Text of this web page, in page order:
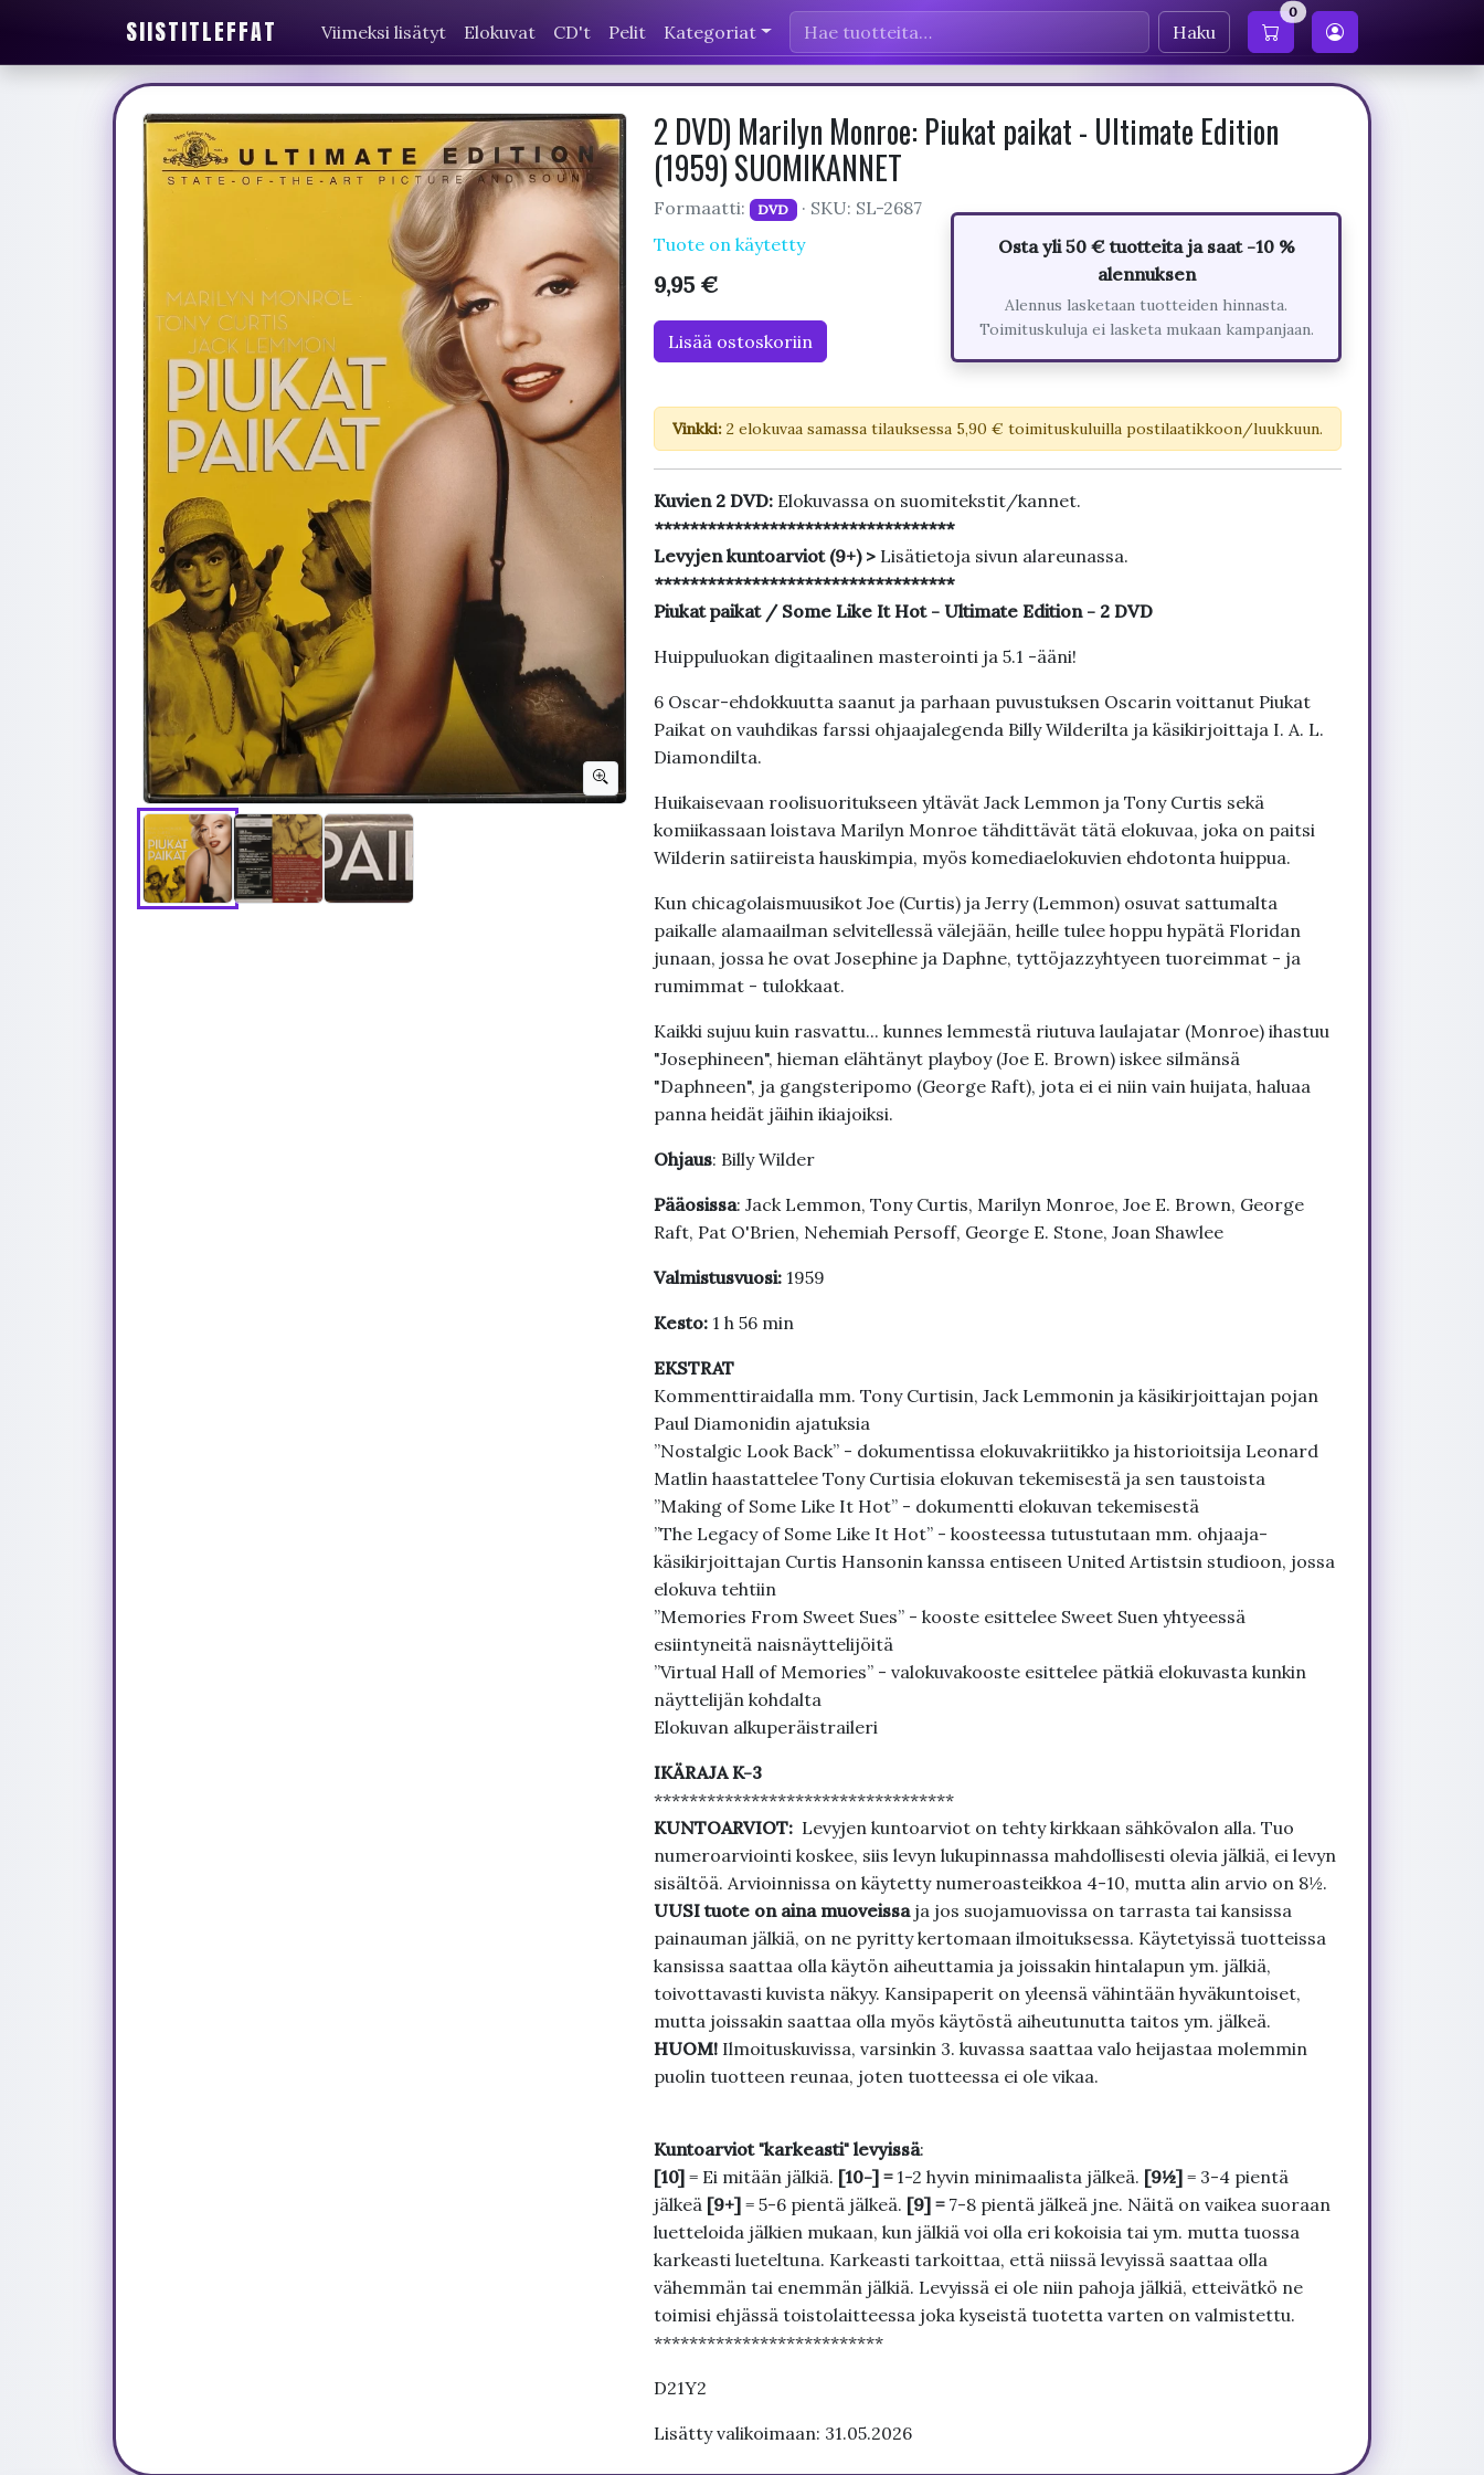
SIISTITLEFFAT Viimeksi lisätyt Elokuvat CD't Pelit Kategoriat Haku
0
2 DVD) Marilyn Monroe: Piukat paikat - Ultimate Edition
(1959) SUOMIKANNET
Formaatti: DVD
· SKU: SL-2687
Tuote on käytetty
9,95 €
Lisää ostoskoriin
Osta yli 50 € tuotteita ja saat -10 %
alennuksen
Alennus lasketaan tuotteiden hinnasta.
Toimituskuluja ei lasketa mukaan kampanjaan.
Vinkki:2 elokuvaa samassa tilauksessa 5,90 € toimituskuluilla postilaatikkoon/luukkuun.
Kuvien 2 DVD: Elokuvassa on suomitekstit/kannet.
**********************************
Levyjen kuntoarviot (9+) > Lisätietoja sivun alareunassa.
**********************************
Piukat paikat / Some Like It Hot - Ultimate Edition - 2 DVD
Huippuluokan digitaalinen masterointi ja 5.1 -ääni!
6 Oscar-ehdokkuutta saanut ja parhaan puvustuksen Oscarin voittanut Piukat
Paikat on vauhdikas farssi ohjaajalegenda Billy Wilderilta ja käsikirjoittaja I. A. L.
Diamondilta.
Huikaisevaan roolisuoritukseen yltävät Jack Lemmon ja Tony Curtis sekä
komiikassaan loistava Marilyn Monroe tähdittävät tätä elokuvaa, joka on paitsi
Wilderin satiireista hauskimpia, myös komediaelokuvien ehdotonta huippua.
Kun chicagolaismuusikot Joe (Curtis) ja Jerry (Lemmon) osuvat sattumalta
paikalle alamaailman selvitellessä välejään, heille tulee hoppu hypätä Floridan
junaan, jossa he ovat Josephine ja Daphne, tyttöjazzyhtyeen tuoreimmat - ja
rumimmat - tulokkaat.
Kaikki sujuu kuin rasvattu... kunnes lemmestä riutuva laulajatar (Monroe) ihastuu
"Josephineen", hieman elähtänyt playboy (Joe E. Brown) iskee silmänsä
"Daphneen", ja gangsteripomo (George Raft), jota ei ei niin vain huijata, haluaa
panna heidät jäihin ikiajoiksi.
Ohjaus: Billy Wilder
Pääosissa: Jack Lemmon, Tony Curtis, Marilyn Monroe, Joe E. Brown, George
Raft, Pat O'Brien, Nehemiah Persoff, George E. Stone, Joan Shawlee
Valmistusvuosi:1959
Kesto:1 h 56 min
EKSTRAT
Kommenttiraidalla mm. Tony Curtisin, Jack Lemmonin ja käsikirjoittajan pojan
Paul Diamonidin ajatuksia
”Nostalgic Look Back” - dokumentissa elokuvakriitikko ja historioitsija Leonard
Matlin haastattelee Tony Curtisia elokuvan tekemisestä ja sen taustoista
”Making of Some Like It Hot” - dokumentti elokuvan tekemisestä
”The Legacy of Some Like It Hot” - koosteessa tutustutaan mm. ohjaaja-
käsikirjoittajan Curtis Hansonin kanssa entiseen United Artistsin studioon, jossa
elokuva tehtiin
”Memories From Sweet Sues” - kooste esittelee Sweet Suen yhtyeessä
esiintyneitä naisnäyttelijöitä
”Virtual Hall of Memories” - valokuvakooste esittelee pätkiä elokuvasta kunkin
näyttelijän kohdalta
Elokuvan alkuperäistraileri
IKÄRAJA K-3
**********************************
KUNTOARVIOT: Levyjen kuntoarviot on tehty kirkkaan sähkövalon alla. Tuo
numeroarviointi koskee, siis levyn lukupinnassa mahdollisesti olevia jälkiä, ei levyn
sisältöä. Arvioinnissa on käytetty numeroasteikkoa 4-10, mutta alin arvio on 8½.
UUSI tuote on aina muoveissa ja jos suojamuovissa on tarrasta tai kansissa
painauman jälkiä, on ne pyritty kertomaan ilmoituksessa. Käytetyissä tuotteissa
kansissa saattaa olla käytön aiheuttamia ja joissakin hintalapun ym. jälkiä,
toivottavasti kuvista näkyy. Kansipaperit on yleensä vähintään hyväkuntoiset,
mutta joissakin saattaa olla myös käytöstä aiheutunutta taitos ym. jälkeä.
HUOM!Ilmoituskuvissa, varsinkin 3. kuvassa saattaa valo heijastaa molemmin
puolin tuotteen reunaa, joten tuotteessa ei ole vikaa.
Kuntoarviot "karkeasti" levyissä:
[10]= Ei mitään jälkiä. [10-] = 1-2 hyvin minimaalista jälkeä. [9½]= 3-4 pientä
jälkeä [9+]= 5-6 pientä jälkeä. [9] = 7-8 pientä jälkeä jne. Näitä on vaikea suoraan
luetteloida jälkien mukaan, kun jälkiä voi olla eri kokoisia tai ym. mutta tuossa
karkeasti lueteltuna. Karkeasti tarkoittaa, että niissä levyissä saattaa olla
vähemmän tai enemmän jälkiä. Levyissä ei ole niin pahoja jälkiä, etteivätkö ne
toimisi ehjässä toistolaitteessa joka kyseistä tuotetta varten on valmistettu.
**************************
D21Y2
Lisätty valikoimaan: 31.05.2026